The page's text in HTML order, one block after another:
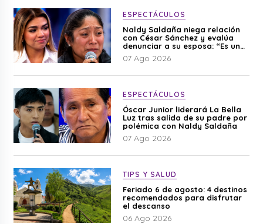
ESPECTÁCULOS
Naldy Saldaña niega relación
con César Sánchez y evalúa
denunciar a su esposa: “Es una
difamación”
07 Ago 2026
ESPECTÁCULOS
Óscar Junior liderará La Bella
Luz tras salida de su padre por
polémica con Naldy Saldaña
07 Ago 2026
TIPS Y SALUD
Feriado 6 de agosto: 4 destinos
recomendados para disfrutar
el descanso
06 Ago 2026